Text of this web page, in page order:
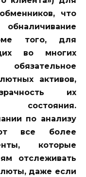
что
того, для
во многих
активов,
их
по анализу
все более
которые
отслеживать
даже если